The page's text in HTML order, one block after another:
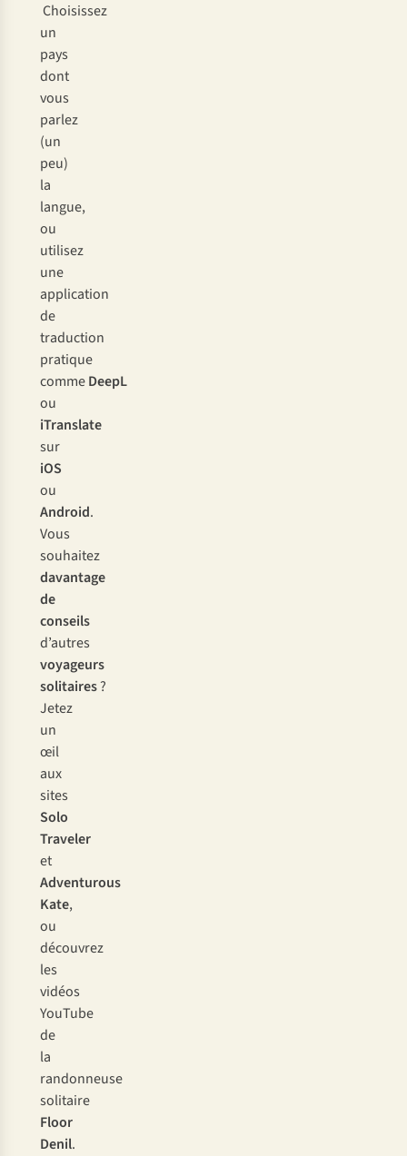
Choisissez
un
pays
dont
vous
parlez
(un
peu)
la
langue,
ou
utilisez
une
application
de
traduction
pratique
commeDeepL
ou
iTranslate
sur
iOS
ou
Android.
Vous
souhaitez
davantage
de
conseils
d’autres
voyageurs
solitaires?
Jetez
un
œil
aux
sites
Solo
Traveler
et
Adventurous
Kate,
ou
découvrez
les
vidéos
YouTube
de
la
randonneuse
solitaire
Floor
Denil.